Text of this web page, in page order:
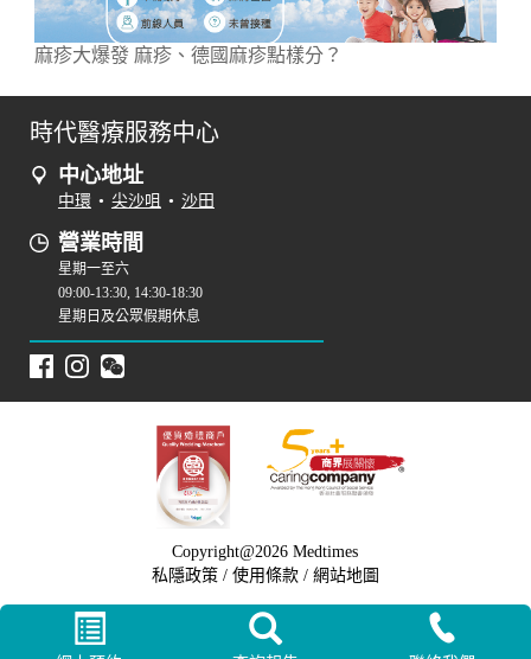
麻疹大爆發 麻疹、德國麻疹點樣分？
時代醫療服務中心
中心地址
中環 • 尖沙咀 • 沙田
營業時間
星期一至六
09:00-13:30, 14:30-18:30
星期日及公眾假期休息
Copyright@2026 Medtimes
私隱政策 / 使用條款/ 網站地圖